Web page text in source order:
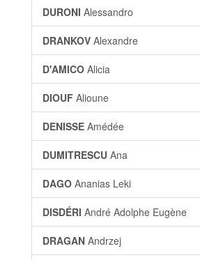
DURONI Alessandro
DRANKOV Alexandre
D'AMICO Alicia
DIOUF Alioune
DENISSE Amédée
DUMITRESCU Ana
DAGO Ananias Leki
DISDÉRI André Adolphe Eugène
DRAGAN Andrzej